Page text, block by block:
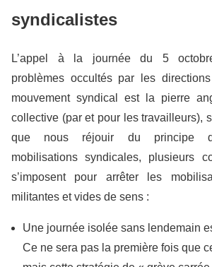
syndicalistes
L’appel à la journée du 5
problèmes occultés par les
mouvement syndical est la pierre
collective (par et pour les travailleurs),
que nous réjouir du principe
mobilisations syndicales, plusieurs
s’imposent pour arrêter les
militantes et vides de sens :
Une journée isolée sans lendemain
Ce ne sera pas la première fois que